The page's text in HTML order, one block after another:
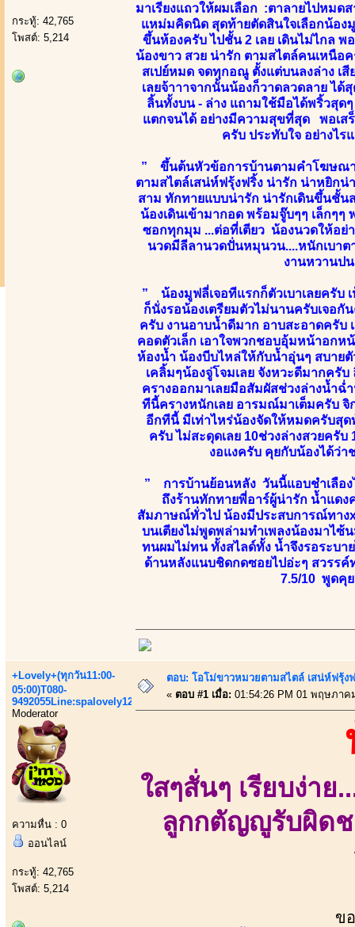
กระทู้: 42,765
โพสต์: 5,214
มาเรียงแถวให้ผมเลือก :ตาลายไปหมด
แหม่มคิดนิด สุดท้ายตัดสินใจเลือกน้อง
ขึ้นห้องครับ ไปชั้น 2 เลย เดินไม่ไกล
น้องขาว สวย น่ารัก ตามสไตล์คนเหนื
สเปย์หมด จดทุกอณู ตั้งแต่บนลงล่าง เ
เลยจ้าาาจากนั้นน้องก็วาดลวดลาย ไ
ลิ้นทั้งบน - ล่าง แถามใช้มือได้พริ้วสุ
แตกจนได้ อย่างมีความสุขที่สุด พอเส
ครับ ประทับใจ อย่างไ
” ขึ้นต้นหัวข้อการบ้านตามคำโฆษณา
ตามสไตล์เสน่ห์ฟรุ้งฟริ้ง น่ารัก น่าหยิก
สาม ทักทายแบบน่ารัก น่ารักเดินขึ้นชั้น
น้องเดินเข้ามากอด พร้อมจู๊บๆๆ เล็กๆ
ซอกทุกมุม ...ต่อที่เตียว น้องนวดให้อย่
นวดมีลีลานวดปั่นหมุนวน....หนักเบาต
งานหวานป
” น้องมูฟลี่เจอทีแรกก็ตัวเบาเลยครับ
ก็นั่งรอน้องเตรียมตัวไม่นานครับเจอ
ครับ งานอาบน้ำดีมาก อาบสะอาดครับ
คอดตัวเล็ก เอาใจพวกชอบอุ้มหน้าอกห
ห้องน้ำ น้องบีบไหล่ให้กับน้ำอุ่นๆ สบาย
เคลิ้มๆน้องจู่โจมเลย จังหวะดีมากครั
ครางออกมาเลยมือสัมผัสช่วงล่างน้ำฉ่
ทีนี้ครางหนักเลย อารมณ์มาเต็มครับ
อีกทีนี้ มีเท่าไหร่น้องจัดให้หมดครับสุด
ครับ ไม่สะดุดเลย 10ช่วงล่างสวยครับ
งอแงครับ คุยกับน้องได้ว่
” การบ้านย้อนหลัง วันนี้แอบชำเลือ
ถึงร้านทักทายพี่อาร์ผู้น่ารัก น้ำแดง
สัมภาษณ์ทั่วไป น้องมีประสบการณ์ทาง
บนเตียงไม่พูดพล่ามทำเพลงน้องมาไซ้
ทนผมไม่ทน ทั้งสไลด์ทั้ง น้ำจึงรอระบา
ด้านหลังแนบชิดกดซอยไปอ่ะๆ สวรร
7.5/10 พูดคุ
+Lovely+(ทุกวัน11:00-
05:00)T080-
9492055Line:spalovely123
Moderator
ความหื่น : 0
ออนไลน์
กระทู้: 42,765
โพสต์: 5,214
ตอบ: โอโม่ขาวหมวยตามสไตล์ เสน่ห์ฟรุ้ง
« ตอบ #1 เมื่อ: 01:54:26 PM 01 พฤษภาค
ใสๆสั่นๆ เรียบง่าย
ลูกกตัญญูรับผิดช
ข